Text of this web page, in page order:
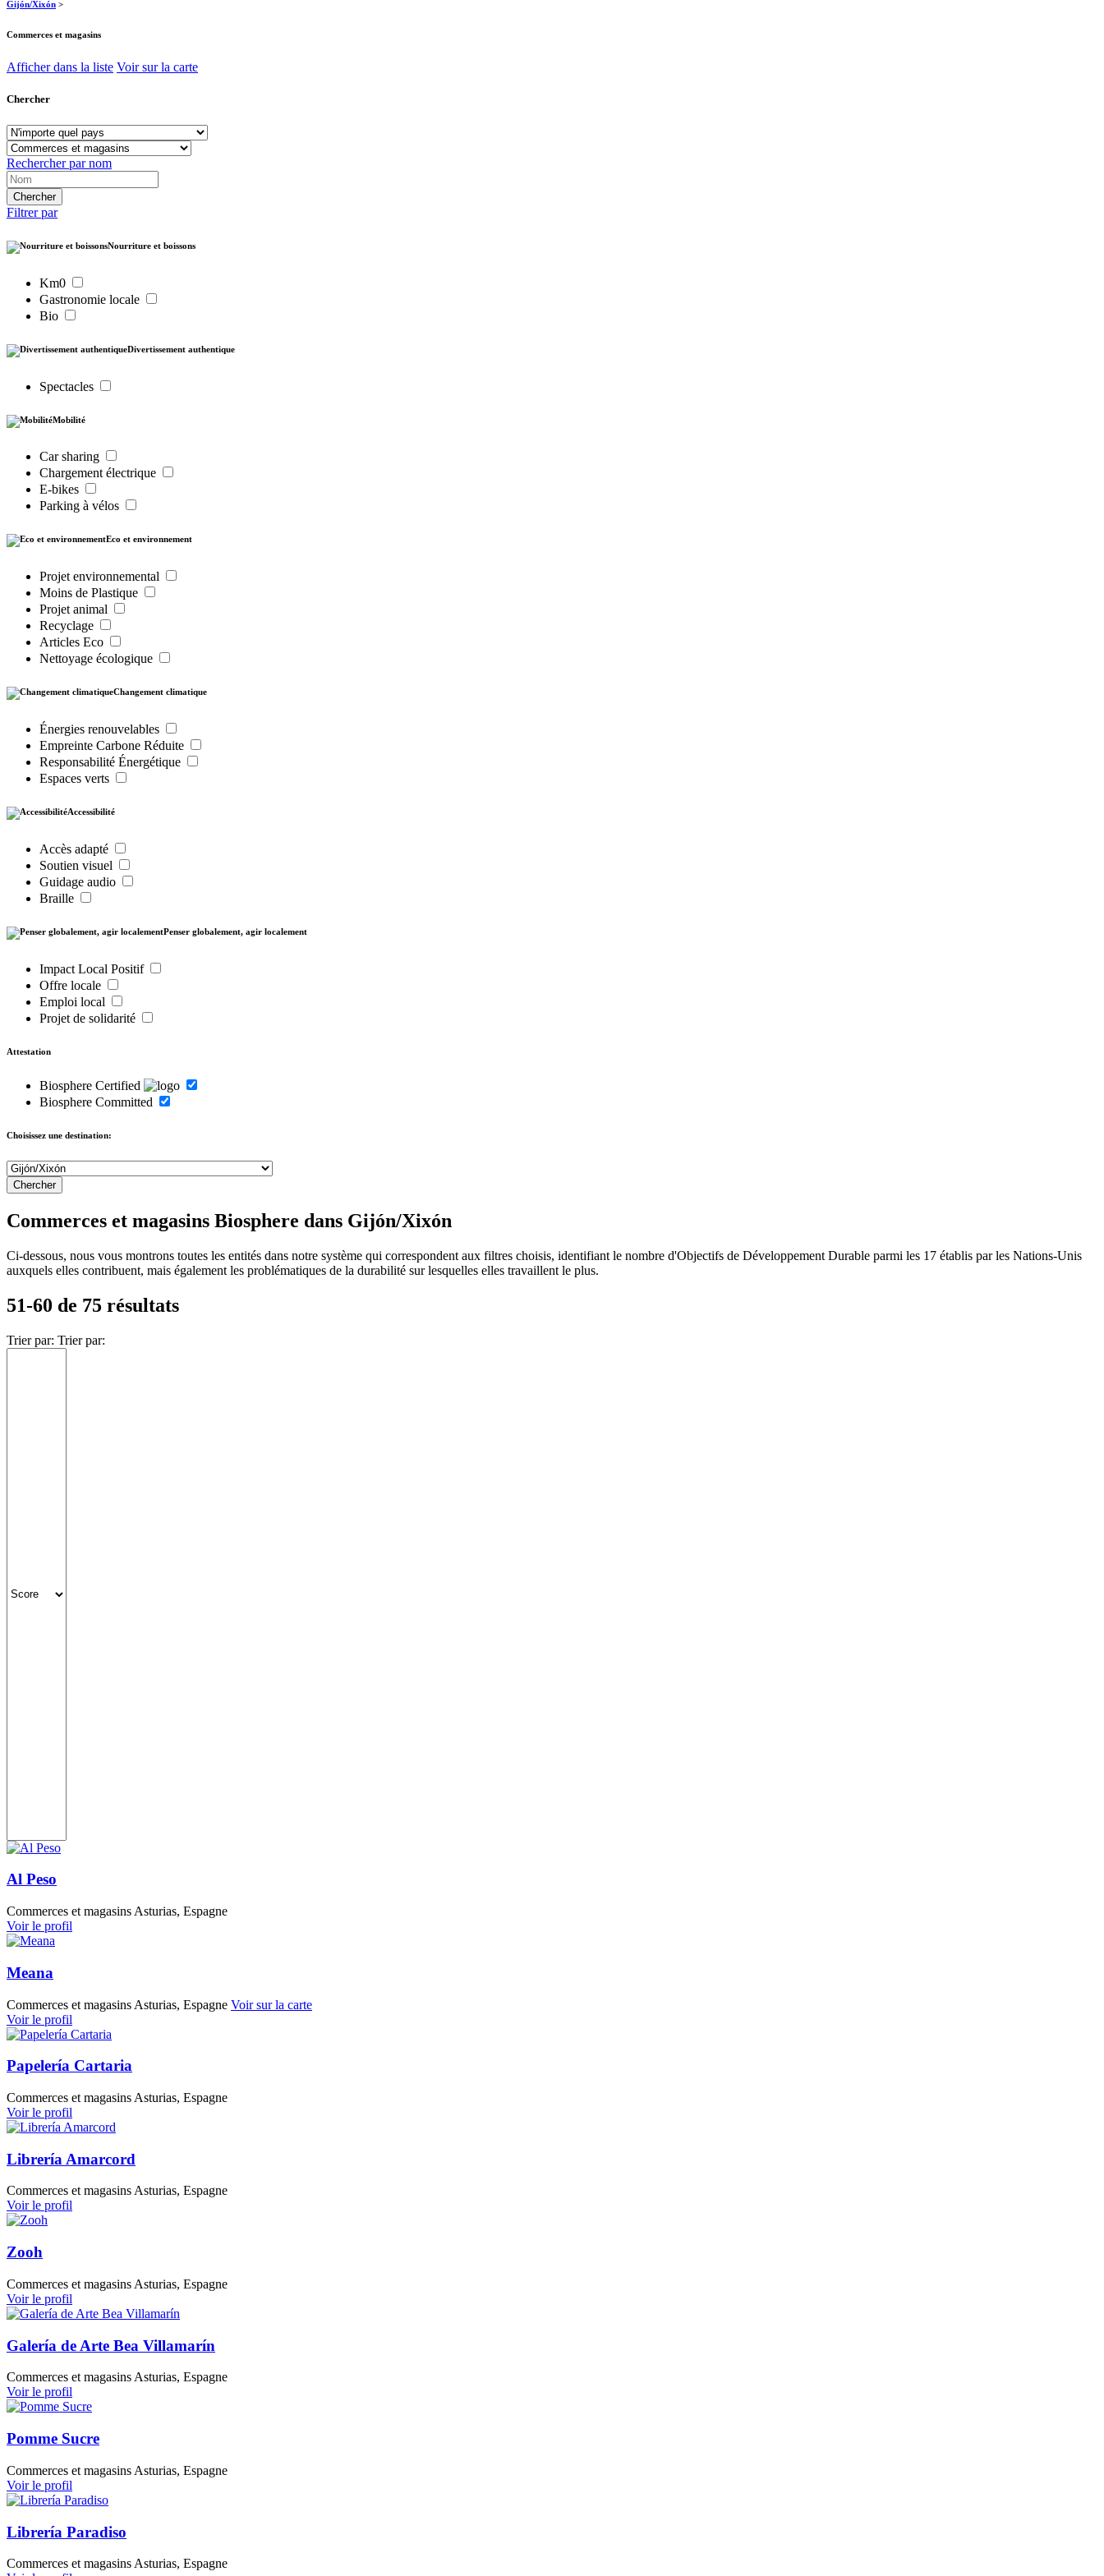
Gijón/Xixón >
Commerces et magasins
Afficher dans la liste Voir sur la carte
Chercher
Rechercher par nom
Filtrer par
Nourriture et boissons
Km0
Gastronomie locale
Bio
Divertissement authentique
Spectacles
Mobilité
Car sharing
Chargement électrique
E-bikes
Parking à vélos
Eco et environnement
Projet environnemental
Moins de Plastique
Projet animal
Recyclage
Articles Eco
Nettoyage écologique
Changement climatique
Énergies renouvelables
Empreinte Carbone Réduite
Responsabilité Énergétique
Espaces verts
Accessibilité
Accès adapté
Soutien visuel
Guidage audio
Braille
Penser globalement, agir localement
Impact Local Positif
Offre locale
Emploi local
Projet de solidarité
Attestation
Biosphere Certified
Biosphere Committed
Choisissez une destination:
Commerces et magasins Biosphere dans Gijón/Xixón
Ci-dessous, nous vous montrons toutes les entités dans notre système qui correspondent aux filtres choisis, identifiant le nombre d'Objectifs de Développement Durable parmi les 17 établis par les Nations-Unis
auxquels elles contribuent, mais également les problématiques de la durabilité sur lesquelles elles travaillent le plus.
51-60 de 75 résultats
Trier par: Trier par:
Al Peso
Commerces et magasins Asturias, Espagne
Voir le profil
Meana
Commerces et magasins Asturias, Espagne Voir sur la carte
Voir le profil
Papelería Cartaria
Commerces et magasins Asturias, Espagne
Voir le profil
Librería Amarcord
Commerces et magasinsAsturias, Espagne
Voir le profil
Zooh
Commerces et magasins Asturias, Espagne
Voir le profil
Galería de Arte Bea Villamarín
Commerces et magasins Asturias, Espagne
Voir le profil
Pomme Sucre
Commerces et magasins Asturias, Espagne
Voir le profil
Librería Paradiso
Commerces et magasins Asturias, Espagne